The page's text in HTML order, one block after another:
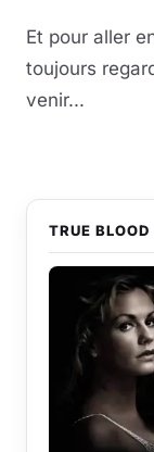
Et pour aller
toujours
venir...
TRUE